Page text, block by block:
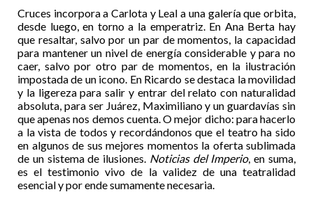
Cruces incorpora a Carlota y Leal a una galería que orbita,
desde luego, en torno a la emperatriz. En Ana Berta hay
que resaltar, salvo por un par de momentos, la capacidad
para mantener un nivel de energía considerable y para no
caer, salvo por otro par de momentos, en la ilustración
impostada de un icono. En Ricardo se destaca la movilidad
y la ligereza para salir y entrar del relato con naturalidad
absoluta, para ser Juárez, Maximiliano y un guardavías sin
que apenas nos demos cuenta. O mejor dicho: para hacerlo
a la vista de todos y recordándonos que el teatro ha sido
en algunos de sus mejores momentos la oferta sublimada
de un sistema de ilusiones. Noticias del Imperio, en suma,
es el testimonio vivo de la validez de una teatralidad
esencial y por ende sumamente necesaria.